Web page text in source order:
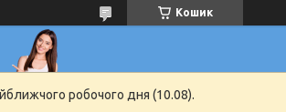
Кошик
робочого дня (10.08).